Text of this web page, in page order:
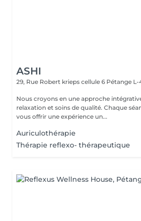
ASHI
29, Rue Robert krieps cellule 6 Pétange L-
Nous croyons en une approche
relaxation et soins de qualité. Chaque
vous offrir une expérience un...
Auriculothérapie
Thérapie reflexo- thérapeutique